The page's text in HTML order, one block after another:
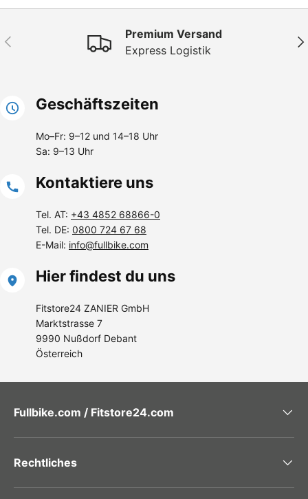
Vorherige
Premium Versand
Express Logistik
Geschäftszeiten
Mo–Fr: 9–12 und 14–18 Uhr
Sa: 9–13 Uhr
Kontaktiere uns
Tel. AT: +43 4852 68866-0
Tel. DE: 0800 724 67 68
E-Mail: info@fullbike.com
Hier findest du uns
Fitstore24 ZANIER GmbH
Marktstrasse 7
9990 Nußdorf Debant
Österreich
Fullbike.com / Fitstore24.com
Rechtliches